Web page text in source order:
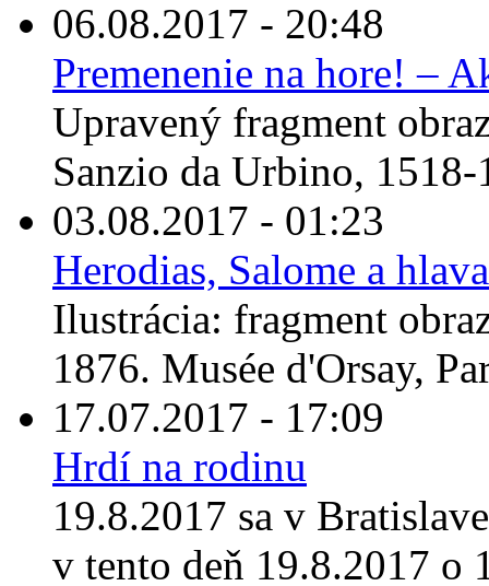
06.08.2017 - 20:48
Premenenie na hore! –
Upravený fragment
Sanzio da Urbino,
03.08.2017 - 01:23
Herodias, Salome a hlava
Ilustrácia: fragment
1876. Musée d'Orsay,
17.07.2017 - 17:09
Hrdí na rodinu
19.8.2017 sa v
v tento deň 19.8.2017 o